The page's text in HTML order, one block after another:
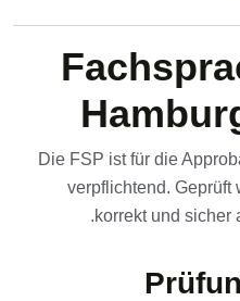
Die FSP ist für die
verpflichtend. Geprüft
korrekt und sicher